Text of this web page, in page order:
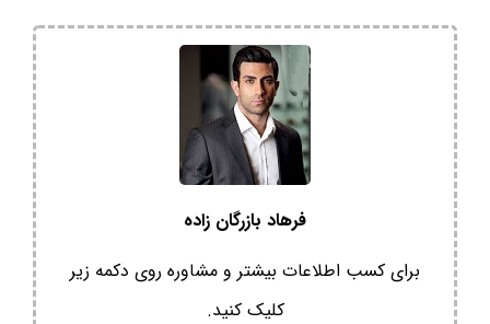
فرهاد بازرگان زاده
برای کسب اطلاعات بیشتر و مشاوره روی دکمه زیر
کلیک کنید.